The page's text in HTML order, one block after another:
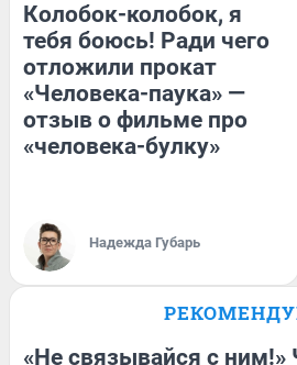
Колобок-колобок, я
тебя боюсь! Ради чего
отложили прокат
«Человека-паука» —
отзыв о фильме про
«человека-булку»
Надежда Губарь
«Не связывайся с ним!»